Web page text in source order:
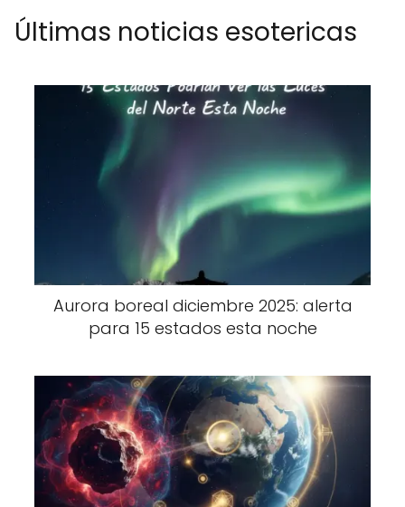
Últimas noticias esotericas
Aurora boreal diciembre 2025: alerta
para 15 estados esta noche